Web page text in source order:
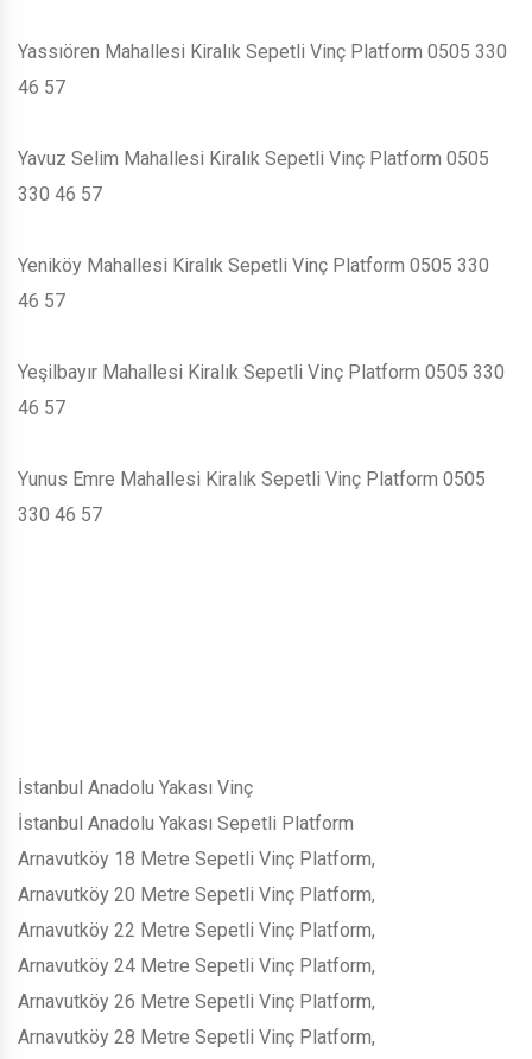
Yassıören Mahallesi Kiralık Sepetli Vinç Platform 0505 330
46 57
Yavuz Selim Mahallesi Kiralık Sepetli Vinç Platform 0505
330 46 57
Yeniköy Mahallesi Kiralık Sepetli Vinç Platform 0505 330
46 57
Yeşilbayır Mahallesi Kiralık Sepetli Vinç Platform 0505 330
46 57
Yunus Emre Mahallesi Kiralık Sepetli Vinç Platform 0505
330 46 57
İstanbul Anadolu Yakası Vinç
İstanbul Anadolu Yakası Sepetli Platform
Arnavutköy 18 Metre Sepetli Vinç Platform,
Arnavutköy 20 Metre Sepetli Vinç Platform,
Arnavutköy 22 Metre Sepetli Vinç Platform,
Arnavutköy 24 Metre Sepetli Vinç Platform,
Arnavutköy 26 Metre Sepetli Vinç Platform,
Arnavutköy 28 Metre Sepetli Vinç Platform,